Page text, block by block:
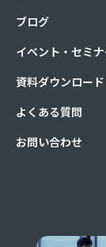
ブログ
イベント・セミ
資料ダウンロード
よくある質問
お問い合わせ